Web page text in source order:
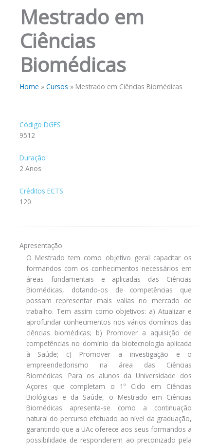
Mestrado em
Ciências
Biomédicas
Home Cursos Mestrado em Ciências Biomédicas
Código DGES
9512
Duração
2 Anos
Créditos ECTS
120
Apresentação
O Mestrado tem como objetivo geral capacitar os
formandos com os conhecimentos necessários em
áreas fundamentais e aplicadas das Ciências
Biomédicas, dotando-os de competências que
possam representar mais valias no mercado de
trabalho. Tem assim como objetivos: a) Atualizar e
aprofundar conhecimentos nos vários domínios das
ciências biomédicas; b) Promover a aquisição de
competências no domínio da biotecnologia aplicada
à Saúde; c) Promover a investigação e o
empreendedorismo na área das Ciências
Biomédicas. Para os alunos da Universidade dos
Açores que completam o 1º Ciclo em Ciências
Biológicas e da Saúde, o Mestrado em Ciências
Biomédicas apresenta-se como a continuação
natural do percurso efetuado ao nível da graduação,
garantindo que a UAc oferece aos seus formandos a
possibilidade de responderem ao preconizado pela